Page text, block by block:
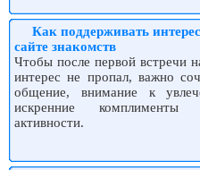
Как поддерживать
сайте знакомств
Чтобы после первой встречи
интерес не пропал, важно
общение, внимание к
искренние
активности.